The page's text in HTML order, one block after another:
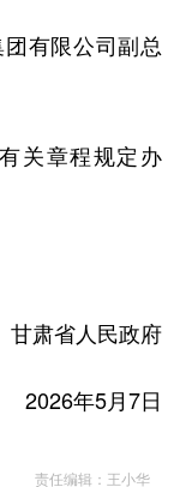
有限公司副总
关章程规定办
甘肃省人民政府
2026年5月7日
责任编辑：王小华